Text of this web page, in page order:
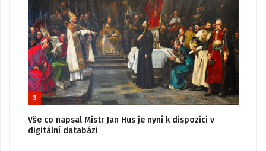
3
Vše co napsal Mistr Jan Hus je nyní k dispozici v
digitální databázi